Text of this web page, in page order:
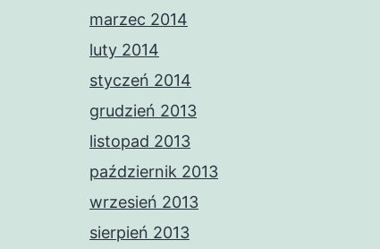
marzec 2014
luty 2014
styczeń 2014
grudzień 2013
listopad 2013
październik 2013
wrzesień 2013
sierpień 2013